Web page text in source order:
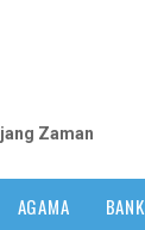
Zaman
AGAMA BANK